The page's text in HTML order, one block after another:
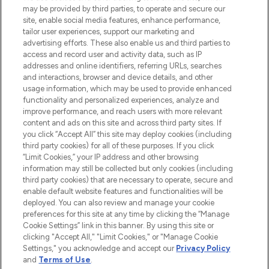
de la peau, des cheveux et de maquillage
de plus de 200 marques prestigieuses.
Faites vos achats en ligne ou via
l’application, avec la livraison offerte dès
55€ d'achat.
Consentement aux cookies
Do Not Sell or Share My Personal
Information
AIDE ET INFORMATIONS
INFORMATIONS GÉNÉRALES
À PROPOS DE LOOKFANTASTIC
may be provided by third parties, to operate and secure our
site, enable social media features, enhance performance,
tailor user experiences, support our marketing and
advertising efforts. These also enable us and third parties to
access and record user and activity data, such as IP
addresses and online identifiers, referring URLs, searches
and interactions, browser and device details, and other
usage information, which may be used to provide enhanced
functionality and personalized experiences, analyze and
improve performance, and reach users with more relevant
content and ads on this site and across third party sites. If
you click “Accept All” this site may deploy cookies (including
third party cookies) for all of these purposes. If you click
“Limit Cookies,” your IP address and other browsing
information may still be collected but only cookies (including
third party cookies) that are necessary to operate, secure and
enable default website features and functionalities will be
deployed. You can also review and manage your cookie
preferences for this site at any time by clicking the “Manage
Cookie Settings” link in this banner. By using this site or
clicking "Accept All," "Limit Cookies," or "Manage Cookie
Settings," you acknowledge and accept our Privacy Policy
and Terms of Use.